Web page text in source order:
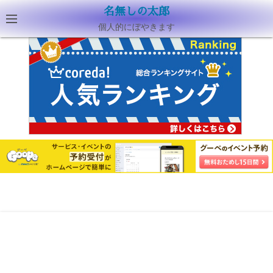
名無しの太郎
個人的にぼやきます